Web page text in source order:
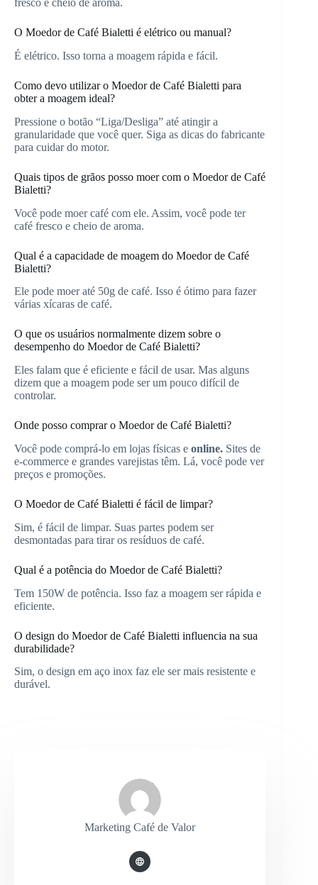
fresco e cheio de aroma.
O Moedor de Café Bialetti é elétrico ou manual?
É elétrico. Isso torna a moagem rápida e fácil.
Como devo utilizar o Moedor de Café Bialetti para
obter a moagem ideal?
Pressione o botão “Liga/Desliga” até atingir a
granularidade que você quer. Siga as dicas do fabricante
para cuidar do motor.
Quais tipos de grãos posso moer com o Moedor de Café
Bialetti?
Você pode moer café com ele. Assim, você pode ter
café fresco e cheio de aroma.
Qual é a capacidade de moagem do Moedor de Café
Bialetti?
Ele pode moer até 50g de café. Isso é ótimo para fazer
várias xícaras de café.
O que os usuários normalmente dizem sobre o
desempenho do Moedor de Café Bialetti?
Eles falam que é eficiente e fácil de usar. Mas alguns
dizem que a moagem pode ser um pouco difícil de
controlar.
Onde posso comprar o Moedor de Café Bialetti?
Você pode comprá-lo em lojas físicas e online. Sites de
e-commerce e grandes varejistas têm. Lá, você pode ver
preços e promoções.
O Moedor de Café Bialetti é fácil de limpar?
Sim, é fácil de limpar. Suas partes podem ser
desmontadas para tirar os resíduos de café.
Qual é a potência do Moedor de Café Bialetti?
Tem 150W de potência. Isso faz a moagem ser rápida e
eficiente.
O design do Moedor de Café Bialetti influencia na sua
durabilidade?
Sim, o design em aço inox faz ele ser mais resistente e
durável.
Marketing Café de Valor